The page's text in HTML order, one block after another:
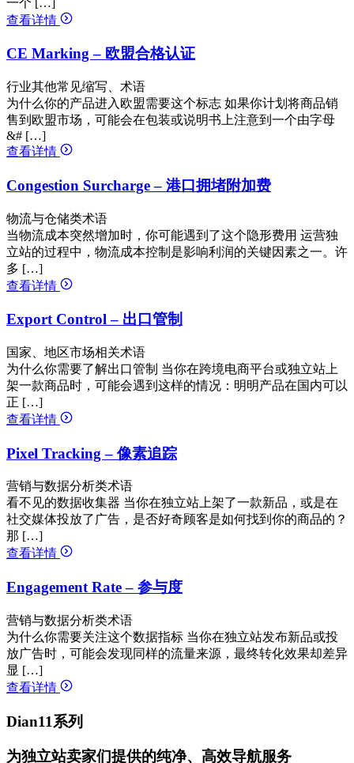
查看详情
CE Marking – 欧盟合格认证
行业其他常见缩写、术语
为什么你的产品进入欧盟需要这个标志 如果你计划将商品销
售到欧盟市场，可能会在包装或说明书上注意到一个由字母
&# […]
查看详情
Congestion Surcharge – 港口拥堵附加费
物流与仓储类术语
当物流成本突然增加时，你可能遇到了这个隐形费用 运营独
立站的过程中，物流成本控制是影响利润的关键因素之一。许
多 […]
查看详情
Export Control – 出口管制
国家、地区市场相关术语
为什么你需要了解出口管制 当你在跨境电商平台或独立站上
架一款商品时，可能会遇到这样的情况：明明产品在国内可以
正 […]
查看详情
Pixel Tracking – 像素追踪
营销与数据分析类术语
看不见的数据收集器 当你在独立站上架了一款新品，或是在
社交媒体投放了广告，是否好奇顾客是如何找到你的商品的？
那 […]
查看详情
Engagement Rate – 参与度
营销与数据分析类术语
为什么你需要关注这个数据指标 当你在独立站发布新品或投
放广告时，可能会发现同样的流量来源，最终转化效果却差异
显 […]
查看详情
Dian11系列
为独立站卖家们提供的纯净、高效导航服务